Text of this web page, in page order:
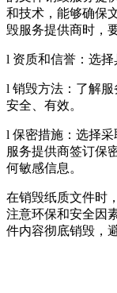
和技术，能够确保
毁服务提供商时，
l 资质和信誉：选择
l 销毁方法：了解
安全、有效。
l 保密措施：选择
服务提供商签订保
何敏感信息。
在销毁纸质文件时
注意环保和安全因
件内容彻底销毁，